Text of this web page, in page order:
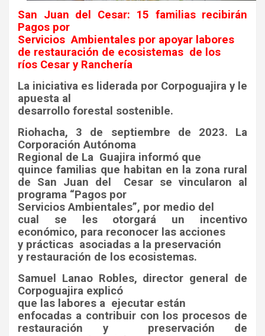
San Juan del Cesar: 15 familias recibirán
Pagos por
Servicios Ambientales por apoyar labores
de restauración de ecosistemas de los
ríos Cesar y Ranchería
La iniciativa es liderada por Corpoguajira y le
apuesta al
desarrollo forestal sostenible.
Riohacha, 3 de septiembre de 2023. La
Corporación Autónoma
Regional de La Guajira informó que
quince familias que habitan en la zona rural
de San Juan del
Cesar se vincularon al
programa “Pagos por
Servicios Ambientales”, por medio del
cual se les otorgará un incentivo
económico, para reconocer las acciones
y prácticas asociadas a la preservación
y restauración de los ecosistemas.
Samuel Lanao Robles, director general de
Corpoguajira explicó
que las labores a ejecutar están
enfocadas a contribuir con los procesos de
restauración y
preservación de